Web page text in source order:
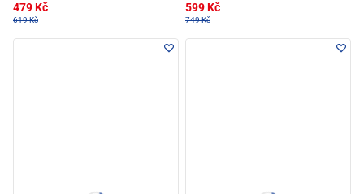
479 Kč
619 Kč
599 Kč
749 Kč